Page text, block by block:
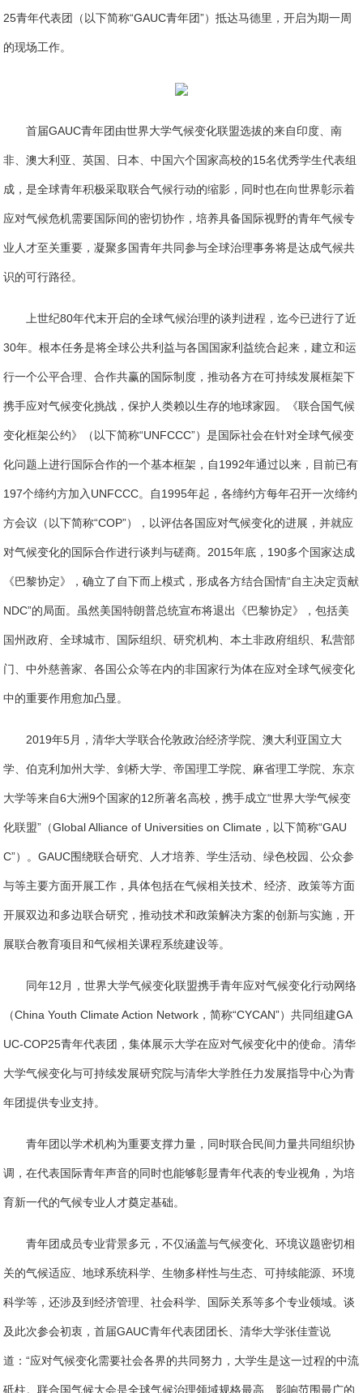
25青年代表团（以下简称“GAUC青年团”）抵达马德里，开启为期一周
的现场工作。
首届GAUC青年团由世界大学气候变化联盟选拔的来自印度、南
非、澳大利亚、英国、日本、中国六个国家高校的15名优秀学生代表组
成，是全球青年积极采取联合气候行动的缩影，同时也在向世界彰示着
应对气候危机需要国际间的密切协作，培养具备国际视野的青年气候专
业人才至关重要，凝聚多国青年共同参与全球治理事务将是达成气候共
识的可行路径。
上世纪80年代末开启的全球气候治理的谈判进程，迄今已进行了近
30年。根本任务是将全球公共利益与各国国家利益统合起来，建立和运
行一个公平合理、合作共赢的国际制度，推动各方在可持续发展框架下
携手应对气候变化挑战，保护人类赖以生存的地球家园。《联合国气候
变化框架公约》（以下简称“UNFCCC”）是国际社会在针对全球气候变
化问题上进行国际合作的一个基本框架，自1992年通过以来，目前已有
197个缔约方加入UNFCCC。自1995年起，各缔约方每年召开一次缔约
方会议（以下简称“COP”），以评估各国应对气候变化的进展，并就应
对气候变化的国际合作进行谈判与磋商。2015年底，190多个国家达成
《巴黎协定》，确立了自下而上模式，形成各方结合国情“自主决定贡献
NDC”的局面。虽然美国特朗普总统宣布将退出《巴黎协定》，包括美
国州政府、全球城市、国际组织、研究机构、本土非政府组织、私营部
门、中外慈善家、各国公众等在内的非国家行为体在应对全球气候变化
中的重要作用愈加凸显。
2019年5月，清华大学联合伦敦政治经济学院、澳大利亚国立大
学、伯克利加州大学、剑桥大学、帝国理工学院、麻省理工学院、东京
大学等来自6大洲9个国家的12所著名高校，携手成立“世界大学气候变
化联盟”（Global Alliance of Universities on Climate，以下简称“GAU
C”）。GAUC围绕联合研究、人才培养、学生活动、绿色校园、公众参
与等主要方面开展工作，具体包括在气候相关技术、经济、政策等方面
开展双边和多边联合研究，推动技术和政策解决方案的创新与实施，开
展联合教育项目和气候相关课程系统建设等。
同年12月，世界大学气候变化联盟携手青年应对气候变化行动网络
（China Youth Climate Action Network，简称“CYCAN”）共同组建GA
UC-COP25青年代表团，集体展示大学在应对气候变化中的使命。清华
大学气候变化与可持续发展研究院与清华大学胜任力发展指导中心为青
年团提供专业支持。
青年团以学术机构为重要支撑力量，同时联合民间力量共同组织协
调，在代表国际青年声音的同时也能够彰显青年代表的专业视角，为培
育新一代的气候专业人才奠定基础。
青年团成员专业背景多元，不仅涵盖与气候变化、环境议题密切相
关的气候适应、地球系统科学、生物多样性与生态、可持续能源、环境
科学等，还涉及到经济管理、社会科学、国际关系等多个专业领域。谈
及此次参会初衷，首届GAUC青年代表团团长、清华大学张佳萱说
道：“应对气候变化需要社会各界的共同努力，大学生是这一过程的中流
砥柱。联合国气候大会是全球气候治理领域规格最高、影响范围最广的